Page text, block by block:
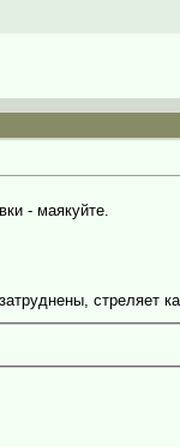
- маякуйте.
стреляет